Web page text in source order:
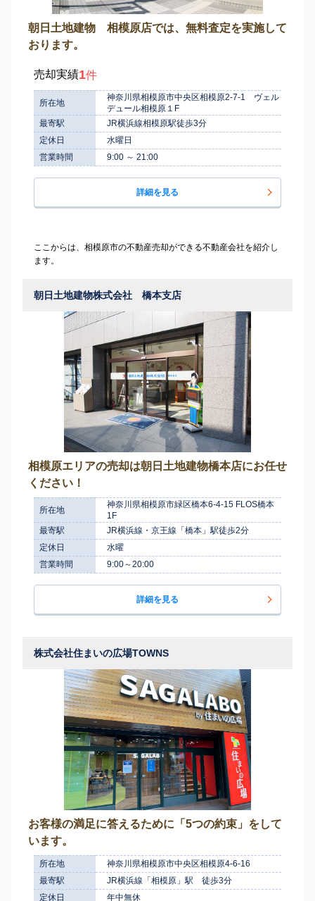
朝日土地建物 相模原店では、無料査定を実施して
おります。
売却実績1件
所在地
神奈川県相模原市中央区相模原2-7-1 ヴェル
デュール相模原１F
最寄駅
JR横浜線相模原駅徒歩3分
定休日
水曜日
営業時間
9:00 ～ 21:00
詳細を見る
ここからは、相模原市の不動産売却ができる不動産会社を紹介し
ます。
朝日土地建物株式会社 橋本支店
相模原エリアの売却は朝日土地建物橋本店にお任せ
ください！
所在地
神奈川県相模原市緑区橋本6-4-15 FLOS橋本
1F
最寄駅
JR横浜線・京王線「橋本」駅徒歩2分
定休日
水曜
営業時間
9:00～20:00
詳細を見る
株式会社住まいの広場TOWNS
お客様の満足に答えるために「5つの約束」をして
います。
所在地
神奈川県相模原市中央区相模原4-6-16
最寄駅
JR横浜線「相模原」駅 徒歩3分
定休日
年中無休